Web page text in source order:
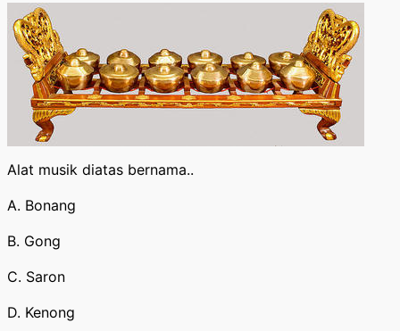
Alat musik diatas bernama..
A. Bonang
B. Gong
C. Saron
D. Kenong